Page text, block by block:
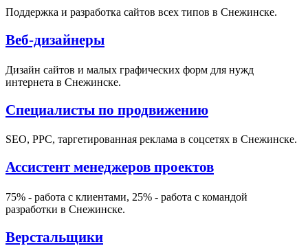
Поддержка и разработка сайтов всех типов в Снежинске.
Веб-дизайнеры
Дизайн сайтов и малых графических форм для нужд
интернета в Снежинске.
Специалисты по продвижению
SEO, PPC, таргетированная реклама в соцсетях в Снежинске.
Ассистент менеджеров проектов
75% - работа с клиентами, 25% - работа с командой
разработки в Снежинске.
Верстальщики